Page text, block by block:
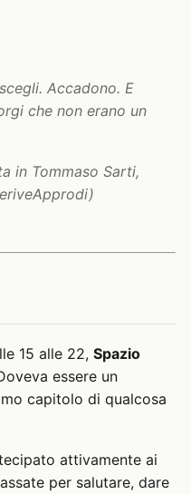
Accadono. E
che non erano un
in Tommaso Sarti,
15 alle 22, Spazio
essere un
capitolo di qualcosa
attivamente ai
per salutare, dare